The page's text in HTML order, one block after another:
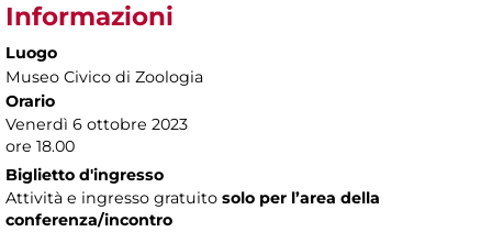
Informazioni
Luogo
Museo Civico di Zoologia
Orario
Venerdì 6 ottobre 2023
ore 18.00
Biglietto d'ingresso
Attività e ingresso gratuito solo per l’area della
conferenza/incontro